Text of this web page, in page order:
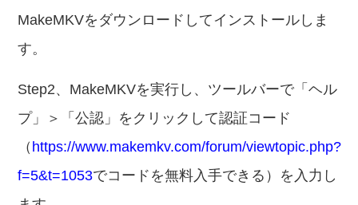
MakeMKVをダウンロードしてインストールしま
す。
Step2、MakeMKVを実行し、ツールバーで「ヘル
プ」＞「公認」をクリックして認証コード
（ https://www.makemkv.com/forum/viewtopic.php?
f=5&t=1053でコードを無料入手できる）を入力し